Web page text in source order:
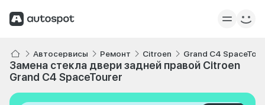
Автосервисы Ремонт Citroen Grand C4
Замена стекла двери задней правой Citroen
Grand C4 SpaceTourer